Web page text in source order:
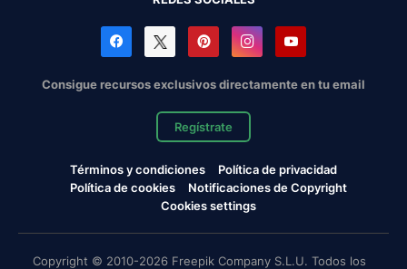
Consigue recursos exclusivos directamente en tu email
Regístrate
Términos y condiciones
Política de privacidad
Política de cookies
Notificaciones de Copyright
Cookies settings
Copyright © 2010-2026 Freepik Company S.L.U. Todos los